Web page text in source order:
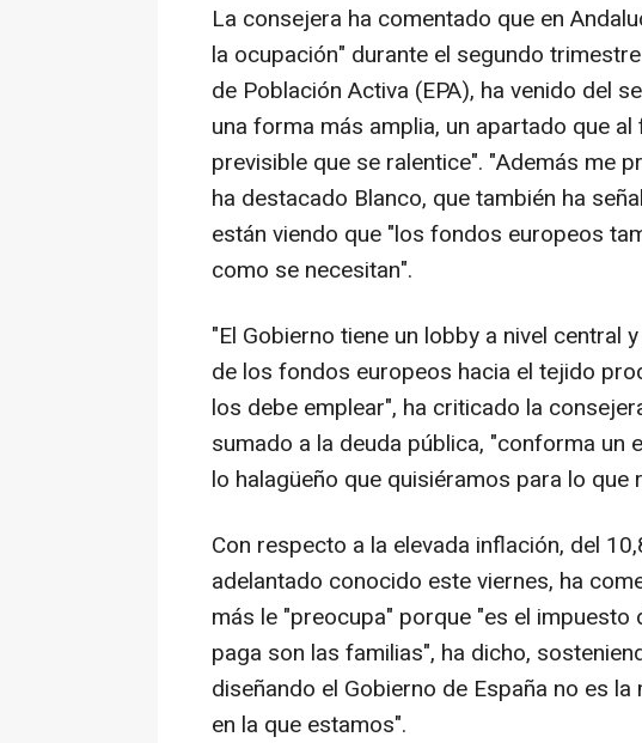
La consejera ha comentado que en
la ocupación" durante el segundo
de Población Activa (EPA), ha venido del
una forma más amplia, un apartado que
previsible que se ralentice". "Además me
ha destacado Blanco, que también ha
están viendo que "los fondos europeos
como se necesitan".
"El Gobierno tiene un lobby a nivel central
de los fondos europeos hacia el tejido
los debe emplear", ha criticado la
sumado a la deuda pública, "conforma un
lo halagüeño que quisiéramos para lo que
Con respecto a la elevada inflación, del
adelantado conocido este viernes, ha
más le "preocupa" porque "es el
paga son las familias", ha dicho,
diseñando el Gobierno de España no es
en la que estamos".